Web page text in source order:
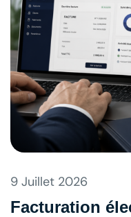
9 Juillet 2026
Facturation